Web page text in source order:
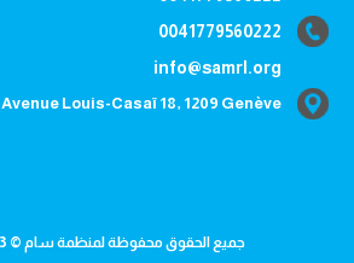
0041779560222
info@samrl.org
Avenue Louis-Casaï 18, 1209 Genève
جميع الحقوق محفوظة لمنظمة سام © 2023، تصميم وتطوير